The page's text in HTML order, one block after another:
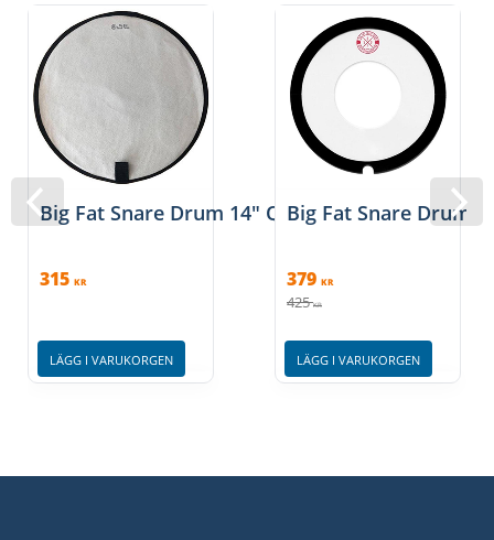
Big Fat Snare Drum 14" Quesadilla
315 KR
LÄGG I VARUKORGEN
Big Fat Snare Drum
379 KR
425 KR
LÄGG I VARUKORGEN